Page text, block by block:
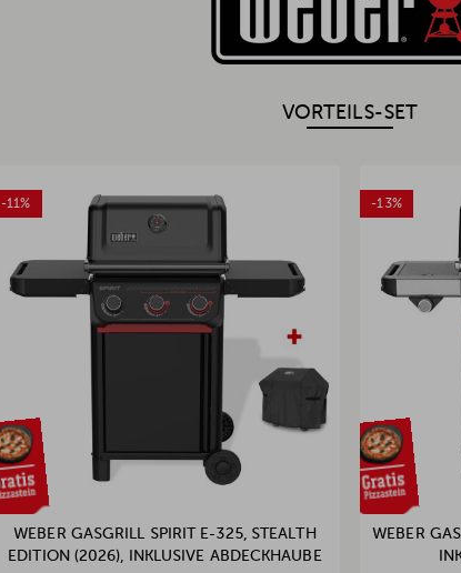
VORTEILS-SET
-11%
WEBER GASGRILL SPIRIT E-325, STEALTH
EDITION (2026), INKLUSIVE ABDECKHAUBE
-13%
WEBER